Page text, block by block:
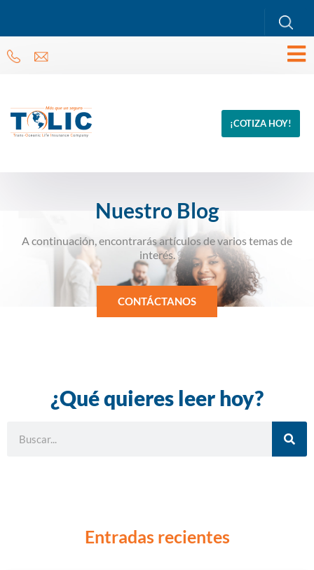
¡COTIZA HOY!
Nuestro Blog
A continuación, encontrarás artículos de varios temas de
interés.
CONTÁCTANOS
¿Qué quieres leer hoy?
Entradas recientes